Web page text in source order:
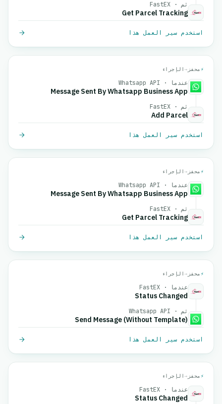
ثم · FastEX
Get Parcel Tracking
استخدم سير العمل هذا
⚡ محفز →الإجراء
عندما · Whatsapp API
Message Sent By Whatsapp Business App
ثم · FastEX
Add Parcel
استخدم سير العمل هذا
⚡ محفز →الإجراء
عندما · Whatsapp API
Message Sent By Whatsapp Business App
ثم · FastEX
Get Parcel Tracking
استخدم سير العمل هذا
⚡ محفز →الإجراء
عندما · FastEX
Status Changed
ثم · Whatsapp API
Send Message (Without Template)
استخدم سير العمل هذا
⚡ محفز →الإجراء
عندما · FastEX
Status Changed